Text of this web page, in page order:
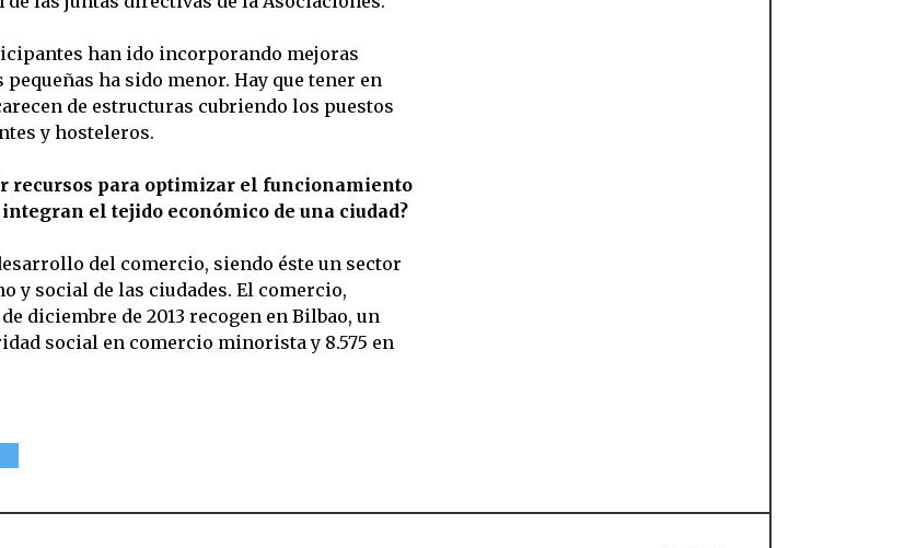
han ido incorporando mejoras
ha sido menor. Hay que tener en
de estructuras cubriendo los puestos
y hosteleros.
recursos para optimizar el funcionamiento
el tejido económico de una ciudad?
del comercio, siendo éste un sector
y social de las ciudades. El comercio,
diciembre de 2013 recogen en Bilbao, un
social en comercio minorista y 8.575 en